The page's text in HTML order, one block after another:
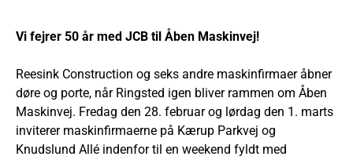
Vi fejrer 50 år med JCB til Åben Maskinvej!
Reesink Construction og seks andre maskinfirmaer åbner
døre og porte, når Ringsted igen bliver rammen om Åben
Maskinvej. Fredag den 28. februar og lørdag den 1. marts
inviterer maskinfirmaerne på Kærup Parkvej og
Knudslund Allé indenfor til en weekend fyldt med